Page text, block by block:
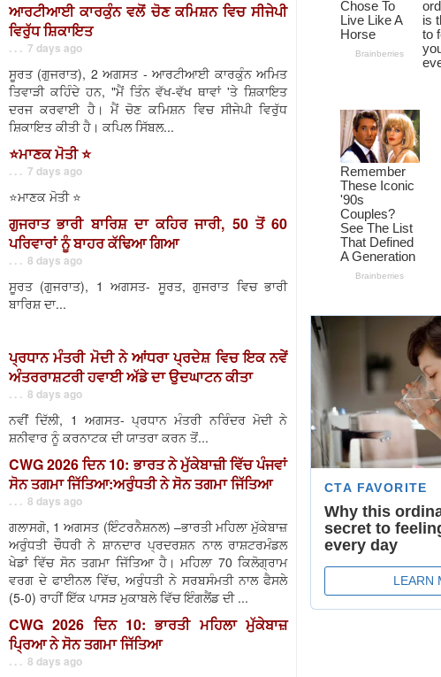
ਆਰਟੀਆਈ ਕਾਰਕੁੰਨ ਵਲੋਂ ਚੋਣ ਕਮਿਸ਼ਨ ਵਿਚ ਸੀਜੇਪੀ
ਵਿਰੁੱਧ ਸ਼ਿਕਾਇਤ
. . . 7 days ago
ਸੂਰਤ (ਗੁਜਰਾਤ), 2 ਅਗਸਤ - ਆਰਟੀਆਈ ਕਾਰਕੁੰਨ ਅਮਿਤ
ਤਿਵਾੜੀ ਕਹਿੰਦੇ ਹਨ, "ਮੈਂ ਤਿੰਨ ਵੱਖ-ਵੱਖ ਥਾਵਾਂ 'ਤੇ ਸ਼ਿਕਾਇਤ
ਦਰਜ ਕਰਵਾਈ ਹੈ। ਮੈਂ ਚੋਣ ਕਮਿਸ਼ਨ ਵਿਚ ਸੀਜੇਪੀ ਵਿਰੁੱਧ
ਸ਼ਿਕਾਇਤ ਕੀਤੀ ਹੈ। ਕਪਿਲ ਸਿੱਬਲ...
⭐️ਮਾਣਕ ਮੋਤੀ ⭐️
. . . 7 days ago
⭐️ਮਾਣਕ ਮੋਤੀ ⭐️
ਗੁਜਰਾਤ ਭਾਰੀ ਬਾਰਿਸ਼ ਦਾ ਕਹਿਰ ਜਾਰੀ, 50 ਤੋਂ 60
ਪਰਿਵਾਰਾਂ ਨੂੰ ਬਾਹਰ ਕੱਢਿਆ ਗਿਆ
. . . 8 days ago
ਸੂਰਤ (ਗੁਜਰਾਤ), 1 ਅਗਸਤ- ਸੂਰਤ, ਗੁਜਰਾਤ ਵਿਚ ਭਾਰੀ
ਬਾਰਿਸ਼ ਦਾ...
ਪ੍ਰਧਾਨ ਮੰਤਰੀ ਮੋਦੀ ਨੇ ਆਂਧਰਾ ਪ੍ਰਦੇਸ਼ ਵਿਚ ਇਕ ਨਵੇਂ
ਅੰਤਰਰਾਸ਼ਟਰੀ ਹਵਾਈ ਅੱਡੇ ਦਾ ਉਦਘਾਟਨ ਕੀਤਾ
. . . 8 days ago
ਨਵੀਂ ਦਿੱਲੀ, 1 ਅਗਸਤ- ਪ੍ਰਧਾਨ ਮੰਤਰੀ ਨਰਿੰਦਰ ਮੋਦੀ ਨੇ
ਸ਼ਨੀਵਾਰ ਨੂੰ ਕਰਨਾਟਕ ਦੀ ਯਾਤਰਾ ਕਰਨ ਤੋਂ...
CWG 2026 ਦਿਨ 10: ਭਾਰਤ ਨੇ ਮੁੱਕੇਬਾਜ਼ੀ ਵਿੱਚ ਪੰਜਵਾਂ
ਸੋਨ ਤਗਮਾ ਜਿੱਤਿਆ:ਅਰੁੰਧਤੀ ਨੇ ਸੋਨ ਤਗਮਾ ਜਿੱਤਿਆ
. . . 8 days ago
ਗਲਾਸਗੋ, 1 ਅਗਸਤ (ਇੰਟਰਨੈਸ਼ਨਲ) –ਭਾਰਤੀ ਮਹਿਲਾ ਮੁੱਕੇਬਾਜ਼
ਅਰੁੰਧਤੀ ਚੌਧਰੀ ਨੇ ਸ਼ਾਨਦਾਰ ਪ੍ਰਦਰਸ਼ਨ ਨਾਲ ਰਾਸ਼ਟਰਮੰਡਲ
ਖੇਡਾਂ ਵਿੱਚ ਸੋਨ ਤਗਮਾ ਜਿੱਤਿਆ ਹੈ। ਮਹਿਲਾ 70 ਕਿਲੋਗ੍ਰਾਮ
ਵਰਗ ਦੇ ਫਾਈਨਲ ਵਿੱਚ, ਅਰੁੰਧਤੀ ਨੇ ਸਰਬਸੰਮਤੀ ਨਾਲ ਫੈਸਲੇ
(5-0) ਰਾਹੀਂ ਇੱਕ ਪਾਸੜ ਮੁਕਾਬਲੇ ਵਿੱਚ ਇੰਗਲੈਂਡ ਦੀ ...
CWG 2026 ਦਿਨ 10: ਭਾਰਤੀ ਮਹਿਲਾ ਮੁੱਕੇਬਾਜ਼
ਪ੍ਰਿਆ ਨੇ ਸੋਨ ਤਗਮਾ ਜਿੱਤਿਆ
. . . 8 days ago